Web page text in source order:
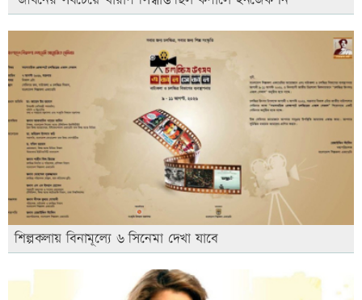
শিল্পকলায় বিনামূল্যে ৬ সিনেমা দেখা যাবে